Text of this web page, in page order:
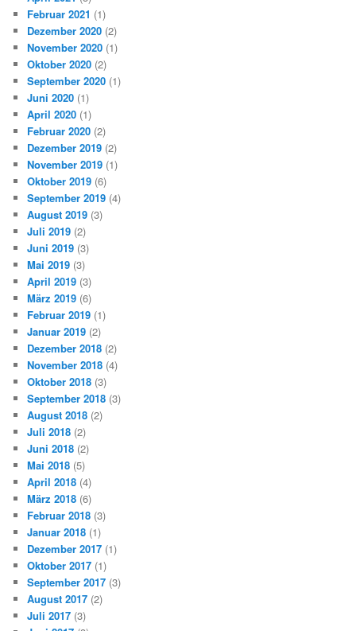
Februar 2021 (1)
Dezember 2020 (2)
November 2020 (1)
Oktober 2020 (2)
September 2020 (1)
Juni 2020 (1)
April 2020 (1)
Februar 2020 (2)
Dezember 2019 (2)
November 2019 (1)
Oktober 2019 (6)
September 2019 (4)
August 2019 (3)
Juli 2019 (2)
Juni 2019 (3)
Mai 2019 (3)
April 2019 (3)
März 2019 (6)
Februar 2019 (1)
Januar 2019 (2)
Dezember 2018 (2)
November 2018 (4)
Oktober 2018 (3)
September 2018 (3)
August 2018 (2)
Juli 2018 (2)
Juni 2018 (2)
Mai 2018 (5)
April 2018 (4)
März 2018 (6)
Februar 2018 (3)
Januar 2018 (1)
Dezember 2017 (1)
Oktober 2017 (1)
September 2017 (3)
August 2017 (2)
Juli 2017 (3)